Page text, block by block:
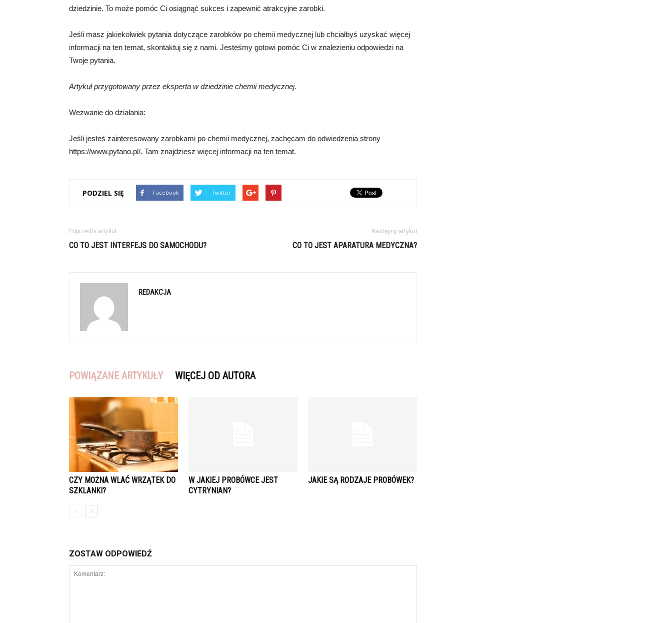
dziedzinie. To może pomóc Ci osiągnąć sukces i zapewnić atrakcyjne zarobki.
Jeśli masz jakiekolwiek pytania dotyczące zarobków po chemii medycznej lub chciałbyś uzyskać więcej
informacji na ten temat, skontaktuj się z nami. Jesteśmy gotowi pomóc Ci w znalezieniu odpowiedzi na
Twoje pytania.
Artykuł przygotowany przez eksperta w dziedzinie chemii medycznej.
Wezwanie do działania:
Jeśli jesteś zainteresowany zarobkami po chemii medycznej, zachęcam do odwiedzenia strony
https://www.pytano.pl/. Tam znajdziesz więcej informacji na ten temat.
PODZIEL SIĘ Facebook Twitter
Poprzedni artykuł
CO TO JEST INTERFEJS DO SAMOCHODU?
Następny artykuł
CO TO JEST APARATURA MEDYCZNA?
REDAKCJA
POWIĄZANE ARTYKUŁY WIĘCEJ OD AUTORA
CZY MOŻNA WLAĆ WRZĄTEK DO
SZKLANKI?
W JAKIEJ PROBÓWCE JEST
CYTRYNIAN?
JAKIE SĄ RODZAJE PROBÓWEK?
ZOSTAW ODPOWIEDŹ